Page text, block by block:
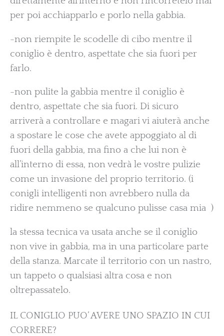
per poi acchiapparlo e porlo nella gabbia.
-non riempite le scodelle di cibo mentre il
coniglio è dentro, aspettate che sia fuori per
farlo.
-non pulite la gabbia mentre il coniglio è
dentro, aspettate che sia fuori. Di sicuro
arriverà a controllare e magari vi aiuterà anche
a spostare le cose che avete appoggiato al di
fuori della gabbia, ma fino a che lui non è
all’interno di essa, non vedrà le vostre pulizie
come un invasione del proprio territorio. (i
conigli intelligenti non avrebbero nulla da
ridire nemmeno se qualcuno pulisse casa mia )
la stessa tecnica va usata anche se il coniglio
non vive in gabbia, ma in una particolare parte
della stanza. Marcate il territorio con un nastro,
un tappeto o qualsiasi altra cosa e non
oltrepassatelo.
IL CONIGLIO PUO’ AVERE UNO SPAZIO IN CUI
CORRERE?